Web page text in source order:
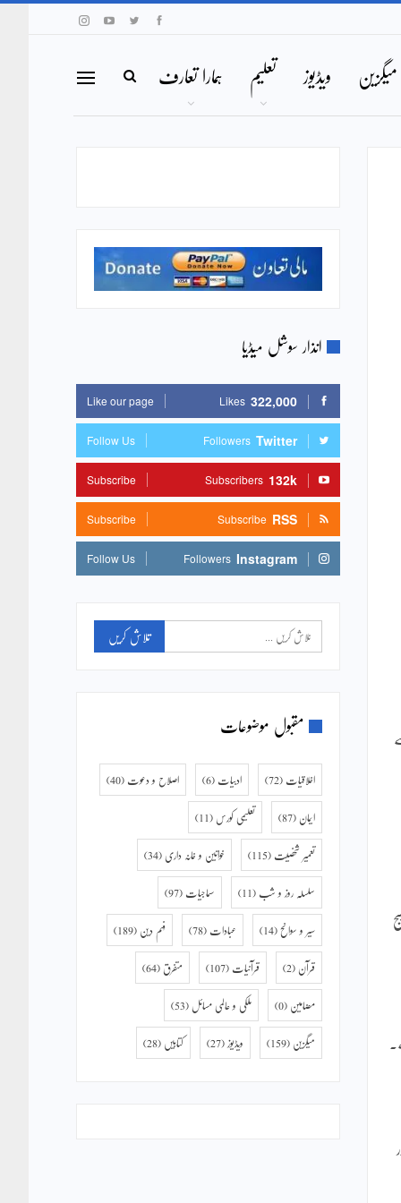
میگزین ویڈیوز تعلیم ہمارا تعارف
انذار سوشل میڈیا
322,000
Likes
Like our page
Twitter
Followers
Follow Us
132k
Subscribers
Subscribe
RSS
Subscribe
Subscribe
Instagram
Followers
Follow Us
مقبول موضوعات
اخلاقیات (72) ادبیات (6) اصلاح و دعوت (40)
ایمان (87) تعلیمی کورس (11)
تعمیر شخصیت (115) خواتین و خانہ داری (34)
سلسلہ روز و شب (11) سماجیات (97)
سیر و سوانح(14) عبادات (78) فہم دین (189)
قرآن (2) قرآنیات (107) متفرق (64)
مضامین (0) ملکی و عالمی مسائل (53)
میگزین (159) ویڈیوز (27) کتابیں (28)